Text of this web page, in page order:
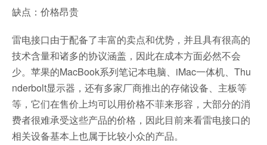
缺点：价格昂贵
雷电接口由于配备了丰富的卖点和优势，并且具有很高的
技术含量和诸多的协议涵盖，因此在成本方面必然不会
少。苹果的MacBook系列笔记本电脑、iMac一体机、Thu
nderbolt显示器，还有多家厂商推出的存储设备、主板等
等，它们在售价上均可以用价格不菲来形容，大部分的消
费者很难承受这些产品的价格，因此目前来看雷电接口的
相关设备基本上也属于比较小众的产品。